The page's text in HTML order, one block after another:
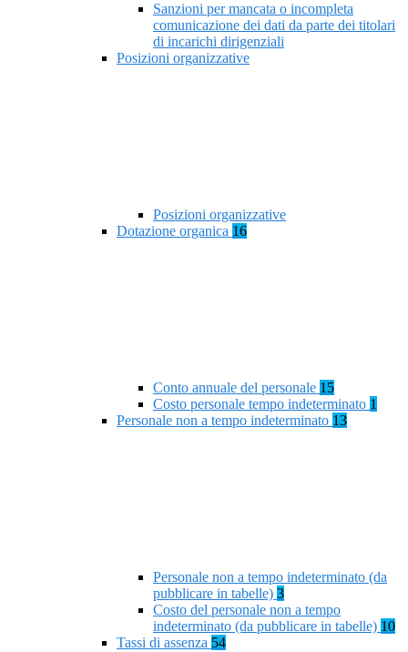
Sanzioni per mancata o incompleta
comunicazione dei dati da parte dei titolari
di incarichi dirigenziali
Posizioni organizzative
Posizioni organizzative
Dotazione organica 16
Conto annuale del personale 15
Costo personale tempo indeterminato 1
Personale non a tempo indeterminato 13
Personale non a tempo indeterminato (da
pubblicare in tabelle) 3
Costo del personale non a tempo
indeterminato (da pubblicare in tabelle) 10
Tassi di assenza 54